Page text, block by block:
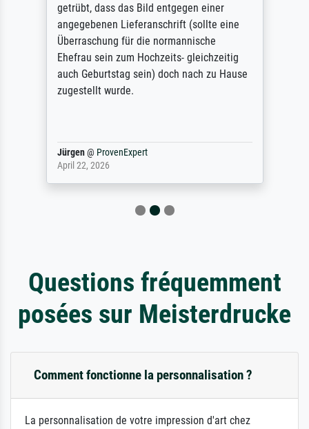
getrübt, dass das Bild entgegen einer
angegebenen Lieferanschrift (sollte eine
Überraschung für die normannische
Ehefrau sein zum Hochzeits- gleichzeitig
auch Geburtstag sein) doch nach zu Hause
zugestellt wurde.
Jürgen@ ProvenExpert
April 22, 2026
Questions fréquemment
posées sur Meisterdrucke
Comment fonctionne la personnalisation ?
La personnalisation de votre impression d'art chez